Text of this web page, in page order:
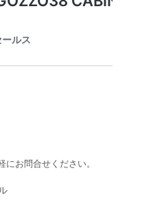
にお問合せください。